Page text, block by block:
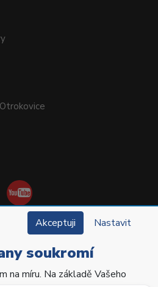
Dental a.s. Všechna práva
Akceptuji Nastavit
soukromí
na míru. Na základě Vašeho